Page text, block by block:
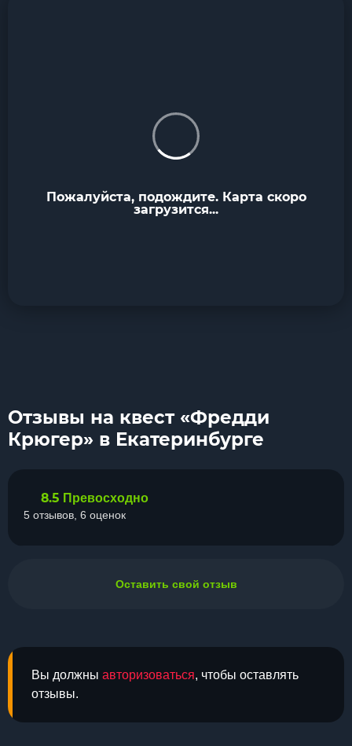
Пожалуйста, подождите. Карта скоро
загрузится...
Отзывы на квест «Фредди
Крюгер» в Екатеринбурге
Вы должны авторизоваться, чтобы оставлять
отзывы.
8.5 Превосходно
5 отзывов, 6 оценок
Оставить свой отзыв